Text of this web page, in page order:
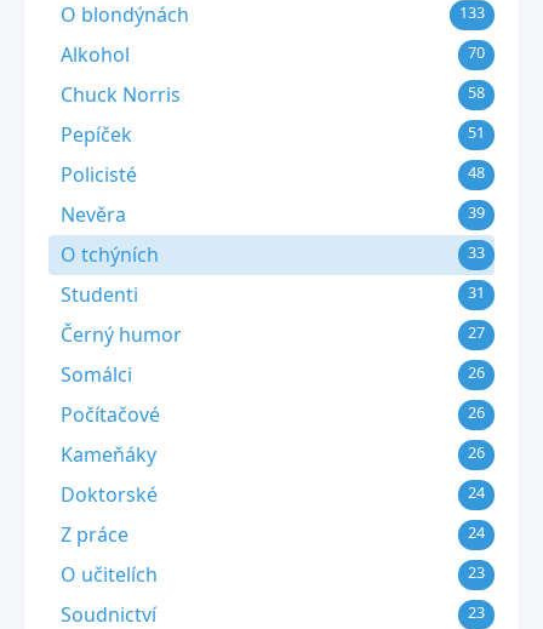
O blondýnách 133
Alkohol 70
Chuck Norris 58
Pepíček 51
Policisté 48
Nevěra 39
O tchýních 33
Studenti 31
Černý humor 27
Somálci 26
Počítačové 26
Kameňáky 26
Doktorské 24
Z práce 24
O učitelích 23
Soudnictví 23